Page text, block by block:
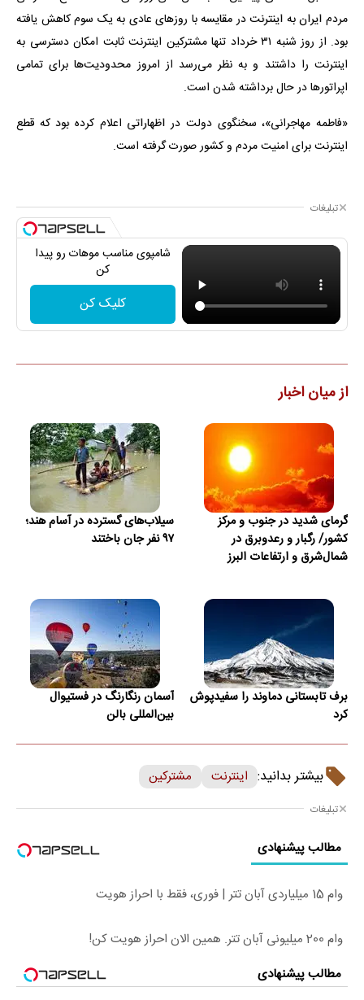
مردم ایران به اینترنت در مقایسه با روزهای عادی به یک سوم کاهش یافته
بود. از روز شنبه ۳۱ خرداد تنها مشترکین اینترنت ثابت امکان دسترسی به
اینترنت را داشتند و به نظر می‌رسد از امروز محدودیت‌ها برای تمامی
اپراتورها در حال برداشته شدن است.
«فاطمه مهاجرانی»، سخنگوی دولت در اظهاراتی اعلام کرده بود که قطع
اینترنت برای امنیت مردم و کشور صورت گرفته است.
تبلیغات
شامپوی مناسب موهات رو پیدا
کن
کلیک کن
از میان اخبار
گرمای شدید در جنوب و مرکز
کشور/ رگبار و رعدوبرق در
شمال‌شرق و ارتفاعات البرز
سیلاب‌های گسترده در آسام هند؛
۹۷ نفر جان باختند
برف تابستانی دماوند را سفیدپوش
کرد
آسمان رنگارنگ در فستیوال
بین‌المللی بالن
بیشتر بدانید: اینترنت مشترکین
تبلیغات
مطالب پیشنهادی
وام 15 میلیاردی آبان تتر | فوری، فقط با احراز هویت
وام 200 میلیونی آبان تتر. همین الان احراز هویت کن!
مطالب پیشنهادی